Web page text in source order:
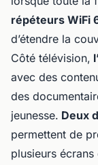
répéteurs WiFi
d’étendre la
Côté télévision,
avec des
des
jeunesse. Deux
permettent de
plusieurs